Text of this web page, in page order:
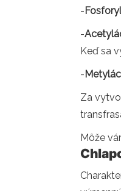
-
-
Keď sa
-
Za
Môže